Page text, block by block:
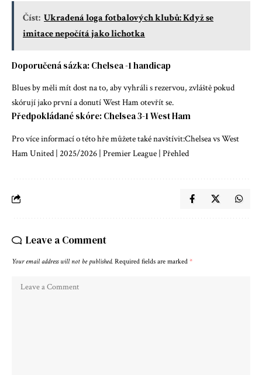
Číst: Ukradená loga fotbalových klubů: Když se
imitace nepočítá jako lichotka
Doporučená sázka: Chelsea -1 handicap
Blues by měli mít dost na to, aby vyhráli s rezervou, zvláště pokud
skórují jako první a donutí West Ham otevřít se.
Předpokládané skóre: Chelsea 3-1 West Ham
Pro více informací o této hře můžete také navštívit:Chelsea vs West
Ham United | 2025/2026 | Premier League | Přehled
Leave a Comment
Your email address will not be published. Required fields are marked *